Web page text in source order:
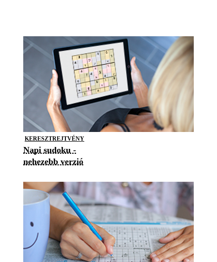
KERESZTREJTVÉNY
Napi sudoku -
nehezebb verzió